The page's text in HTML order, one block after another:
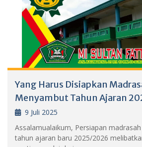
Yang Harus Disiapkan
Menyambut Tahun Ajaran
9 Juli 2025
Assalamualaikum, Persiapan
tahun ajaran baru 2025/2026